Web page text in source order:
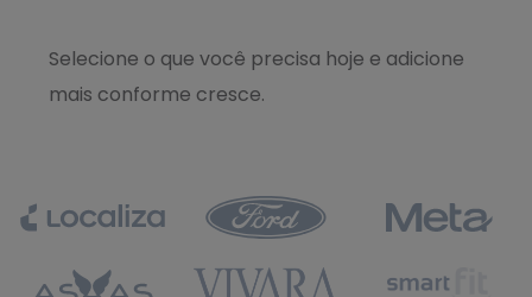
Selecione o que você precisa hoje e adicione
mais conforme cresce.